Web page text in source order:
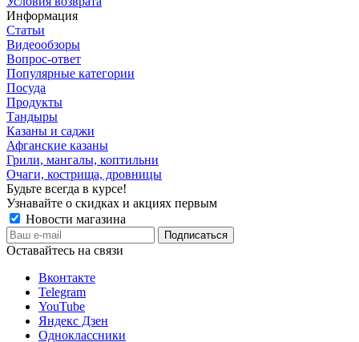
Информация
Статьи
Видеообзоры
Вопрос-ответ
Популярные категории
Посуда
Продукты
Тандыры
Казаны и саджи
Афганские казаны
Грили, мангалы, коптильни
Очаги, кострища, дровницы
Будьте всегда в курсе!
Узнавайте о скидках и акциях первым
Новости магазина
Оставайтесь на связи
Вконтакте
Telegram
YouTube
Яндекс Дзен
Одноклассники